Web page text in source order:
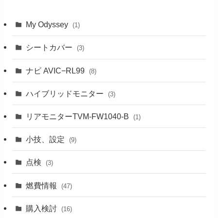
My Odyssey (1)
シートカバー (3)
ナビ AVIC−RL99 (8)
ハイブリッドモニター (3)
リアモニターTVM-FW1040-B (1)
小技、設定 (9)
点検 (3)
燃費情報 (47)
購入検討 (16)